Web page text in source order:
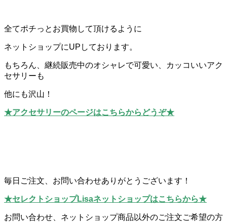
全てポチっとお買物して頂けるように
ネットショップにUPしております。
もちろん、継続販売中のオシャレで可愛い、カッコいいアク
セサリーも
他にも沢山！
★アクセサリーのページはこちらからどうぞ★
毎日ご注文、お問い合わせありがとうございます！
★セレクトショップLisaネットショップはこちらから★
お問い合わせ、ネットショップ商品以外のご注文ご希望の方